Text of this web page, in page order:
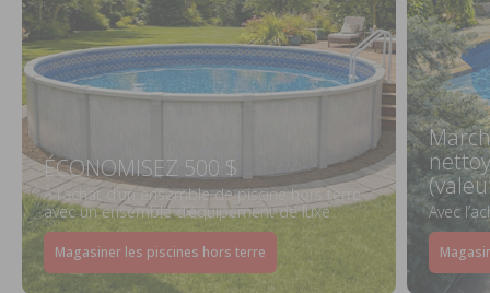
ÉCONOMISEZ 500 $
À l’achat d’un ensemble de piscine hors terre
avec un ensemble d’équipement de luxe
Magasiner les piscines hors terre
Avec